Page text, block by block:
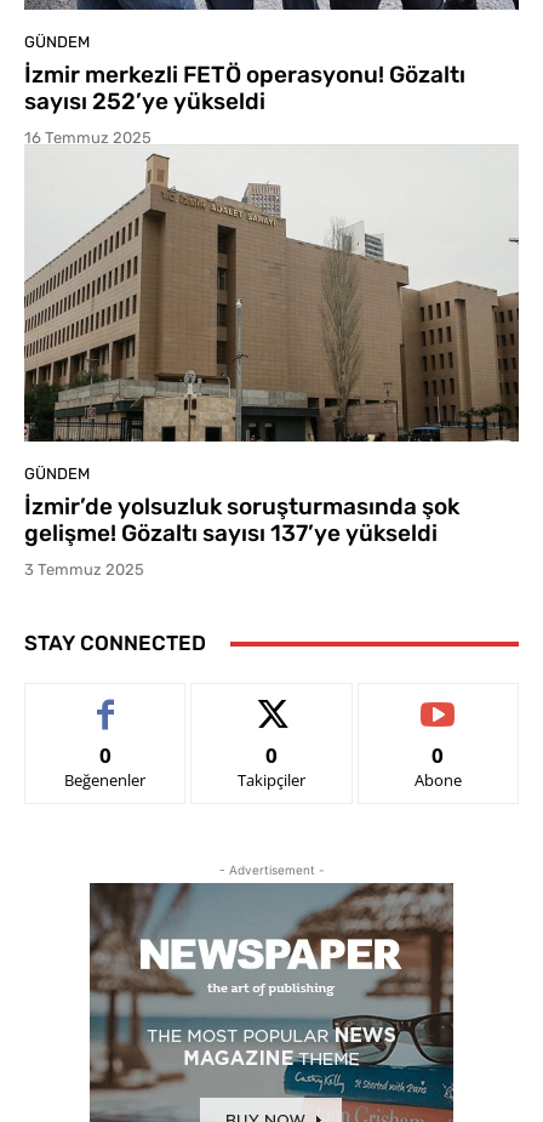
GÜNDEM
İzmir merkezli FETÖ operasyonu! Gözaltı
sayısı 252’ye yükseldi
16 Temmuz 2025
GÜNDEM
İzmir’de yolsuzluk soruşturmasında şok
gelişme! Gözaltı sayısı 137’ye yükseldi
3 Temmuz 2025
STAY CONNECTED
0
Beğenenler
0
Takipçiler
0
Abone
- Advertisement -